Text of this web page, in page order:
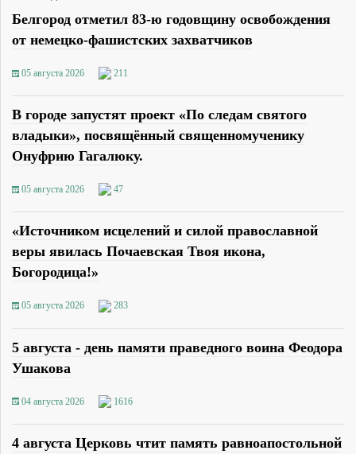
Белгород отметил 83-ю годовщину освобождения
от немецко-фашистских захватчиков
05 августа 2026 211
В городе запустят проект «По следам святого
владыки», посвящённый священномученику
Онуфрию Гагалюку.
05 августа 2026 47
«Источником исцелений и силой православной
веры явилась Почаевская Твоя икона,
Богородица!»
05 августа 2026 283
5 августа - день памяти праведного воина Феодора
Ушакова
04 августа 2026 1616
4 августа Церковь чтит память равноапостольной